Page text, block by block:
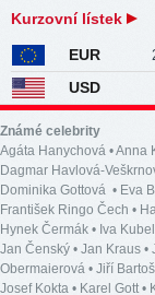
Kurzovní lístek
EUR
USD
Známé celebrity
Agáta Hanychová •Anna
Dagmar Havlová-
Dominika Gottová • Eva
František Ringo Čech •
Hynek Čermák • Iva
Jan Čenský • Jan Kraus •
Obermaierová • Jiří
Josef Kokta • Karel Gott•